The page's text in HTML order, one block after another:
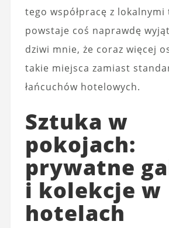
tego współpracę z
powstaje coś naprawdę
dziwi mnie, że coraz więcej
takie miejsca zamiast
łańcuchów hotelowych.
Sztuka w
pokojach:
prywatne
i kolekcje w
hotelach